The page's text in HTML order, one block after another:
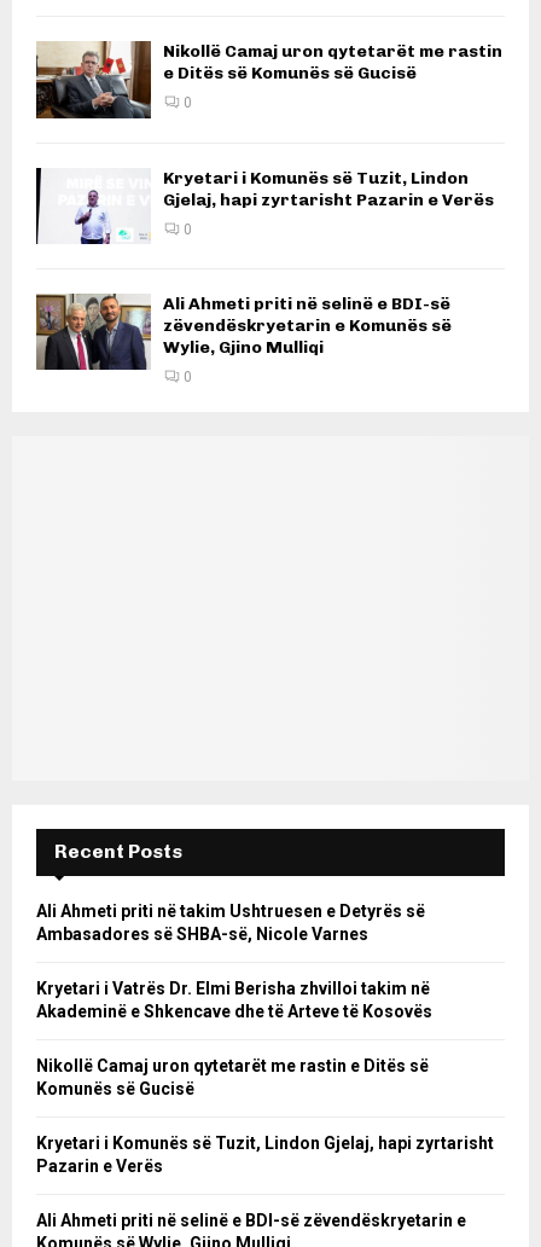
Nikollë Camaj uron qytetarët me rastin
e Ditës së Komunës së Gucisë
0
Kryetari i Komunës së Tuzit, Lindon
Gjelaj, hapi zyrtarisht Pazarin e Verës
0
Ali Ahmeti priti në selinë e BDI-së
zëvendëskryetarin e Komunës së
Wylie, Gjino Mulliqi
0
Recent Posts
Ali Ahmeti priti në takim Ushtruesen e Detyrës së
Ambasadores së SHBA-së, Nicole Varnes
Kryetari i Vatrës Dr. Elmi Berisha zhvilloi takim në
Akademinë e Shkencave dhe të Arteve të Kosovës
Nikollë Camaj uron qytetarët me rastin e Ditës së
Komunës së Gucisë
Kryetari i Komunës së Tuzit, Lindon Gjelaj, hapi zyrtarisht
Pazarin e Verës
Ali Ahmeti priti në selinë e BDI-së zëvendëskryetarin e